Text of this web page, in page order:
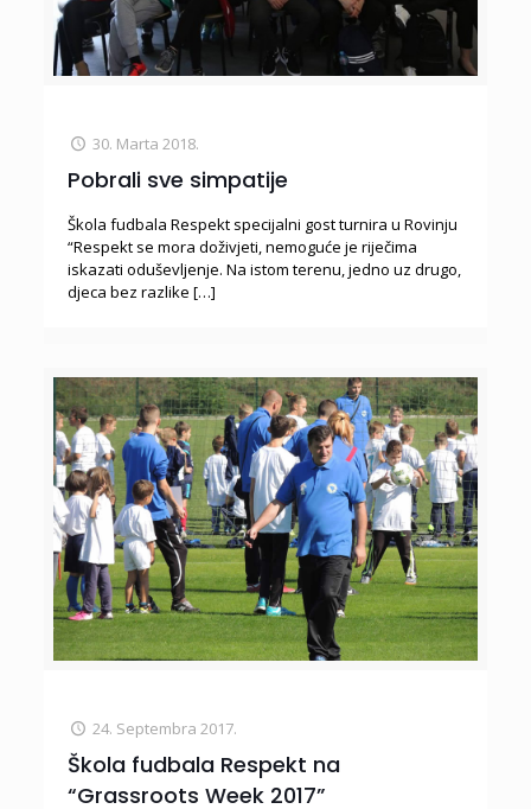
30. Marta 2018.
Pobrali sve simpatije
Škola fudbala Respekt specijalni gost turnira u Rovinju
“Respekt se mora doživjeti, nemoguće je riječima
iskazati oduševljenje. Na istom terenu, jedno uz drugo,
djeca bez razlike […]
24. Septembra 2017.
Škola fudbala Respekt na
“Grassroots Week 2017”